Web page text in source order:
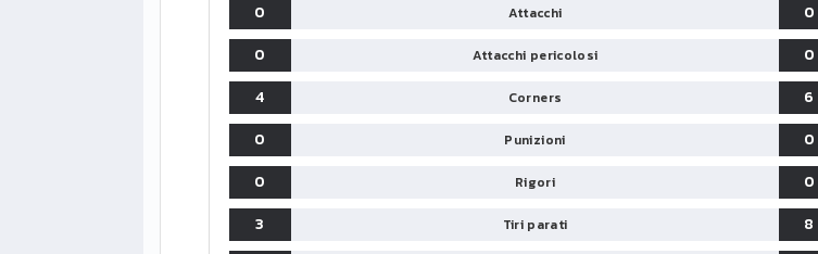
0
Attacchi
0
0
Attacchi pericolosi
0
4
Corners
6
0
Punizioni
0
0
Rigori
0
3
Tiri parati
8